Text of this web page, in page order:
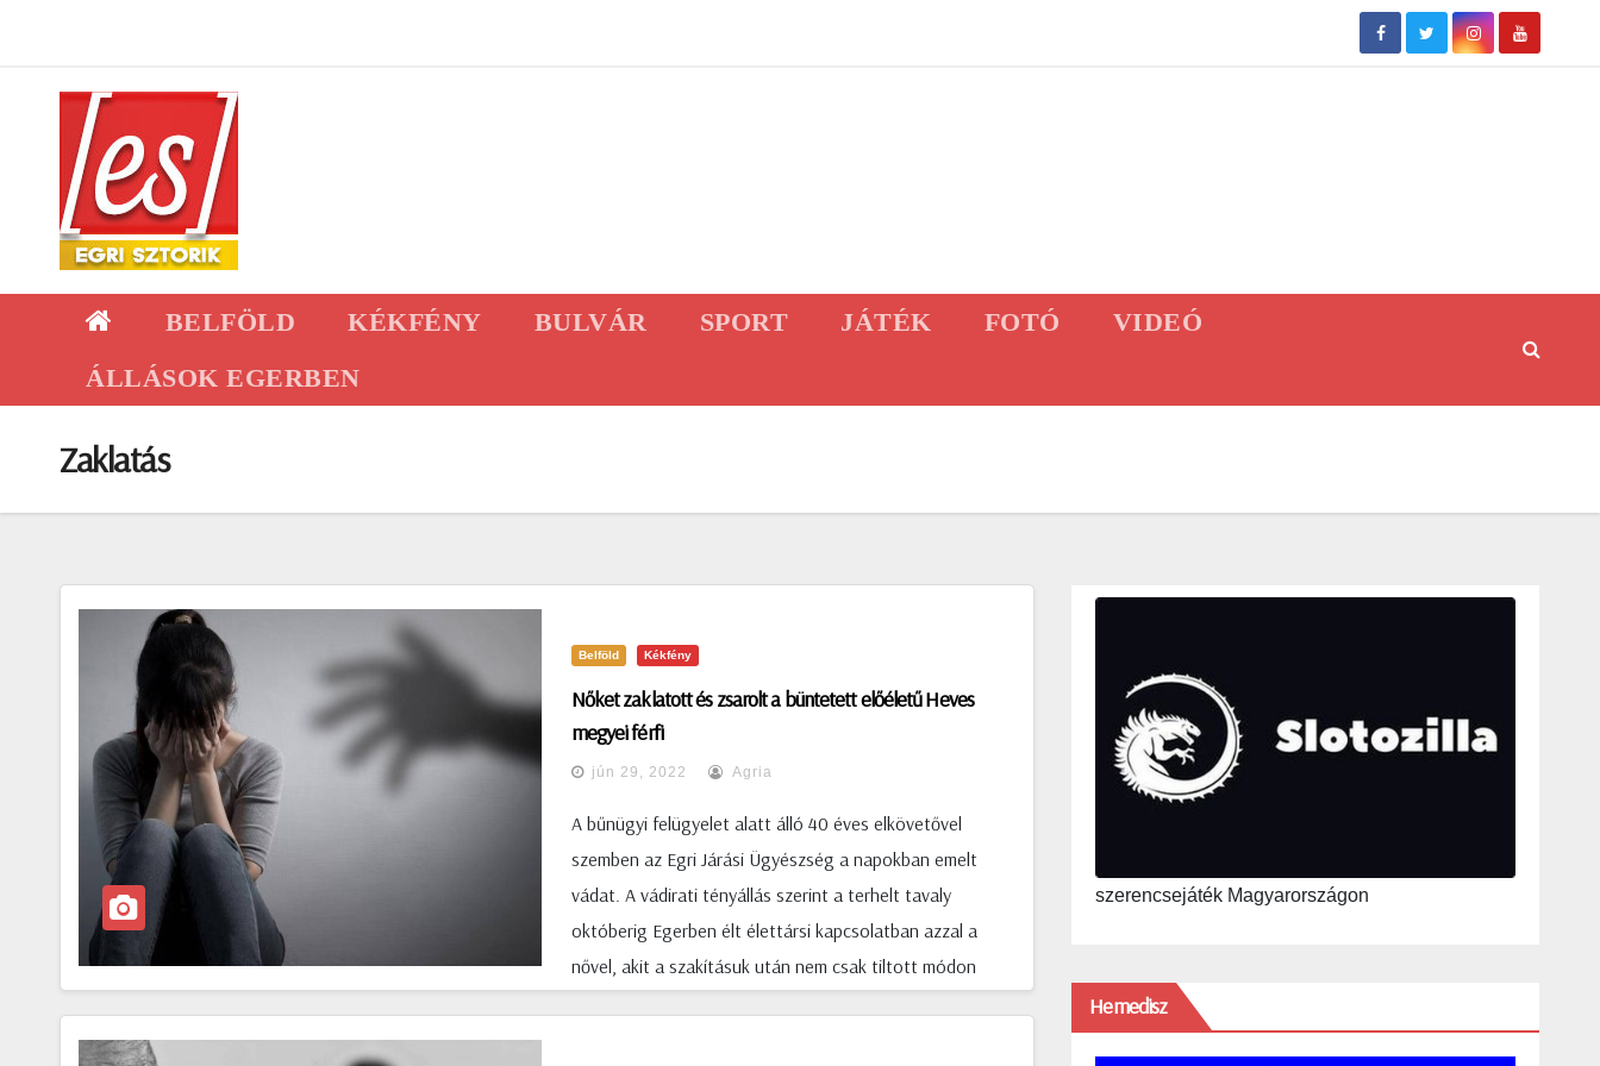
content
BELFÖLD KÉKFÉNY BULVÁR SPORT JÁTÉK FOTÓ
VIDEÓ
ÁLLÁSOK EGERBEN
Zaklatás
Belföld Kékfény
Nőket zaklatott és zsarolt a büntetett előéletű Heves
megyei férfi
jún 29, 2022 Agria
A bűnügyi felügyelet alatt álló 40 éves elkövetővel
szemben az Egri Járási Ügyészség a napokban emelt
vádat. A vádirati tényállás szerint a terhelt tavaly
októberig Egerben élt élettársi kapcsolatban azzal a
nővel, akit a szakításuk után nem csak tiltott módon
szerencsejáték Magyarországon
Hemedisz